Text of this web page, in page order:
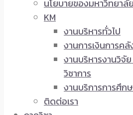
นโยบายของมหาวิทยาลั
KM
งานบริหารทั่วไป
งานการเงินการค
งานบริหารงานวิจั
วิชาการ
งานบริการการศึก
ติดต่อเรา